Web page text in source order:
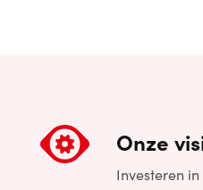
 Onze
Investeren